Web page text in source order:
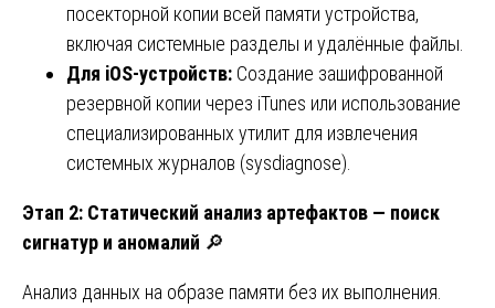
посекторной копии всей памяти устройства,
включая системные разделы и удалённые файлы.
Для iOS-устройств: Создание зашифрованной
резервной копии через iTunes или использование
специализированных утилит для извлечения
системных журналов (sysdiagnose).
Этап 2: Статический анализ артефактов — поиск
сигнатур и аномалий 🔎
Анализ данных на образе памяти без их выполнения.